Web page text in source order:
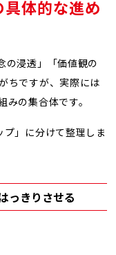
体的な進め
の浸透」「価値観の
ちですが、実際には
の集合体です。
」に分けて整理しま
っきりさせる